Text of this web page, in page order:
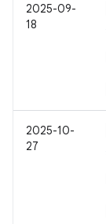
2025-09-
18
2025-10-
27